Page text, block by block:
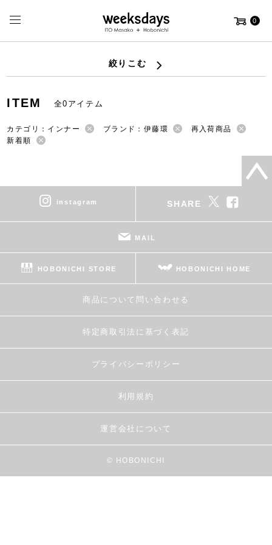
0
絞りこむ
ITEM 全0アイテム
カテゴリ：インナー ブランド：伊藤環
再入荷商品
新着順
instagram SHARE
MAIL
HOBONICHI STORE HOBONICHI HOME
商品について問い合わせる
特定商取引法に基づく表記
プライバシーポリシー
利用規約
運営会社について
© HOBONICHI